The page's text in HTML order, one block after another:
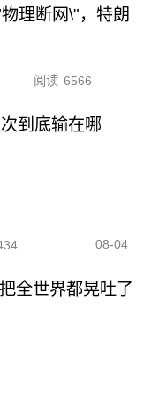
理断网\"，特朗
阅读 6566
到底输在哪
08-04
全世界都晃吐了